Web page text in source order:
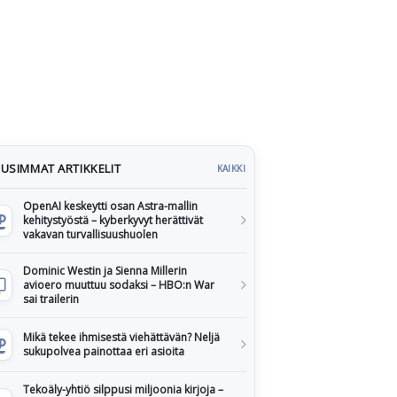
ARTIKKELIT KAIKKI
OpenAI keskeytti osan Astra-mallin
kehitystyöstä – kyberkyvyt herättivät
vakavan turvallisuushuolen
Dominic Westin ja Sienna Millerin
avioero muuttuu sodaksi – HBO:n War
sai trailerin
Mikä tekee ihmisestä viehättävän? Neljä
sukupolvea painottaa eri asioita
Tekoäly-yhtiö silppusi miljoonia kirjoja –